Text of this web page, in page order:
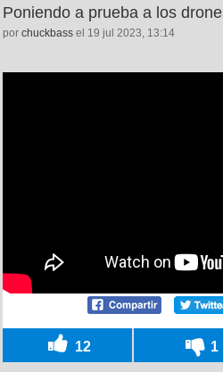
Poniendo a prueba a los
por chuckbass el 19 jul 2023, 13:14
12 1